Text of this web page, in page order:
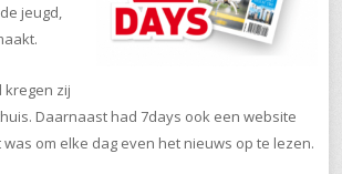
jeugd,
kregen zij
Daarnaast had 7days ook een website
om elke dag even het nieuws op te lezen.